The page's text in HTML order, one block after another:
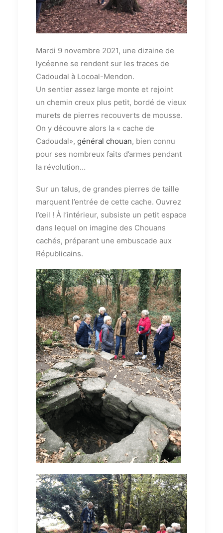
Mardi 9 novembre 2021, une dizaine de
lycéenne se rendent sur les traces de
Cadoudal à Locoal-Mendon.
Un sentier assez large monte et rejoint
un chemin creux plus petit, bordé de vieux
murets de pierres recouverts de mousse.
On y découvre alors la « cache de
Cadoudal», général chouan, bien connu
pour ses nombreux faits d’armes pendant
la révolution…
Sur un talus, de grandes pierres de taille
marquent l’entrée de cette cache. Ouvrez
l’œil ! À l’intérieur, subsiste un petit espace
dans lequel on imagine des Chouans
cachés, préparant une embuscade aux
Républicains.